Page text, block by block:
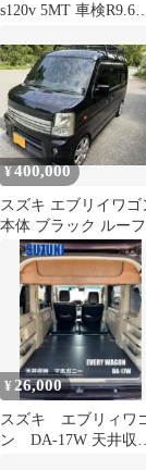
s120v 5MT 車検R9.6
¥400,000
スズキ エブリイワゴ
本体 ブラック ルーフ
ャリア付
¥ 26,000
スズキ エブリィワ
ン DA-17W 天井収